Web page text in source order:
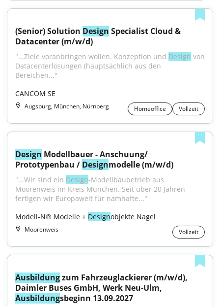
(Senior) Solution Design Specialist Cloud &
Datacenter (m/w/d)
"...Ziele voranbringen wollen. Konzeption und Design von
Datacenterlösungen (hauptsächlich aus den
Bereichen..."
CANCOM SE
Augsburg, München, Nürnberg Homeoffice Vollzeit
Design Modellbauer - Anschuung/
Prototypenbau / Designmodelle (m/w/d)
"...Wir sind ein Design-Modellbaubetrieb aus
Moorenweis im Kreis München. Seit über 20 Jahren
fertigen wir Europaweit für namhafte..."
Modell-N® Modelle + Designobjekte Nagel
Moorenweis Vollzeit
Ausbildung zum Fahrzeuglackierer (m/w/d),
Ausbildungsbeginn 13.09.2027